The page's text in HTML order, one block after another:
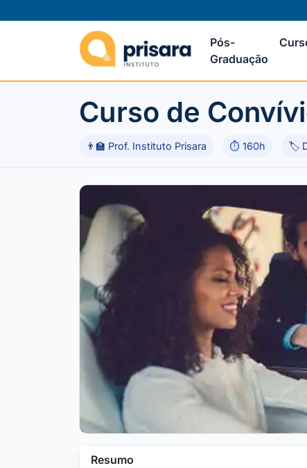
Pós-
Graduação
Curso de
👨‍🏫 Prof. Instituto Prisara ⏱ 160h 🏷
Resumo